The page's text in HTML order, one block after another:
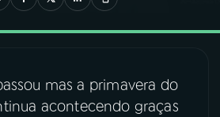
mas a primavera do
acontecendo graças